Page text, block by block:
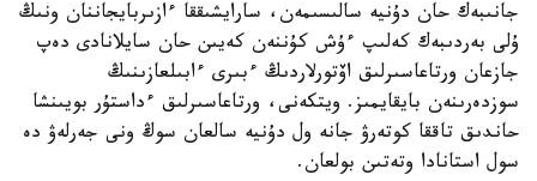
جانىبەك حان دۇنيە سالىسىمەن، سارايشىققا ءازىربايجاننان ونىڭ
ۇلى بەردىبەك كەلىپ ءۇش كۇننەن كەيىن حان سايلانادى دەپ
جازعان ورتاعاسىرلىق اۆتورلاردىڭ ءبىرى ءابىلعازىنىڭ
سوزدەرىنەن بايقايمىز. ويتكەنى، ورتاعاسىرلىق ءداستۇر بويىنشا
حاندىق تاققا كوتەرۋ جانە ول دۇنيە سالعان سوڭ ونى جەرلەۋ دە
سول استانادا وتەتىن بولعان.